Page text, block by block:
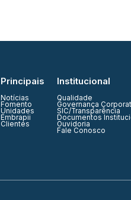
Principais
Notícias
Fomento
Unidades
Embrapii
Clientes
Institucional
Qualidade
Governança
SIC/Transparência
Documentos
Ouvidoria
Fale Conosco